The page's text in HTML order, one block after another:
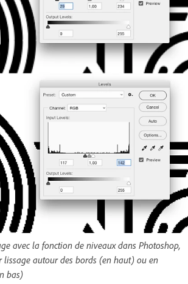
avec la fonction de niveaux dans Photoshop,
lissage autour des bords (en haut) ou en
bas)